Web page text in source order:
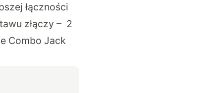
łączności
złączy – 2
Combo Jack